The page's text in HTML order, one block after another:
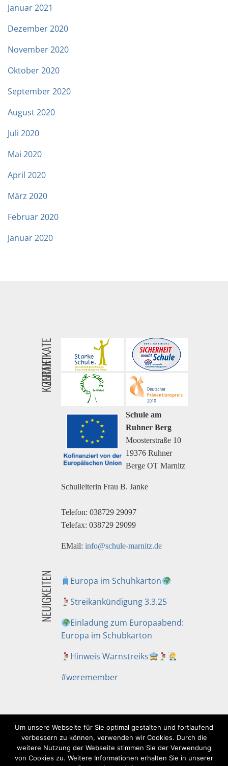
Januar 2021
Dezember 2020
November 2020
Oktober 2020
September 2020
August 2020
Juli 2020
Mai 2020
April 2020
März 2020
Februar 2020
Januar 2020
ZERTIFIKATE
KONTAKT
Schule am
Ruhner Berg
Moosterstraße 10
19376 Ruhner
Berge OT Marnitz
Schulleiterin Frau B. Janke
Telefon: 038729 29097
Telefax: 038729 29099
EMail:info@schule-marnitz.de
NEUIGKEITEN
Europa im Schuhkarton
Streikankündigung 3.3.25
Einladung zum Europaabend:
Europa im Schubkarton
Hinweis Warnstreiks
#weremember
IMPRESSUM DATENSCHUTZERKLÄRUNG
Um unsere Webseite für Sie optimal gestalten und fortlaufend
verbessern zu können, verwenden wir Cookies. Durch die
weitere Nutzung der Webseite stimmen Sie der Verwendung
von Cookies zu. Weitere Informationen erhalten Sie in unserer